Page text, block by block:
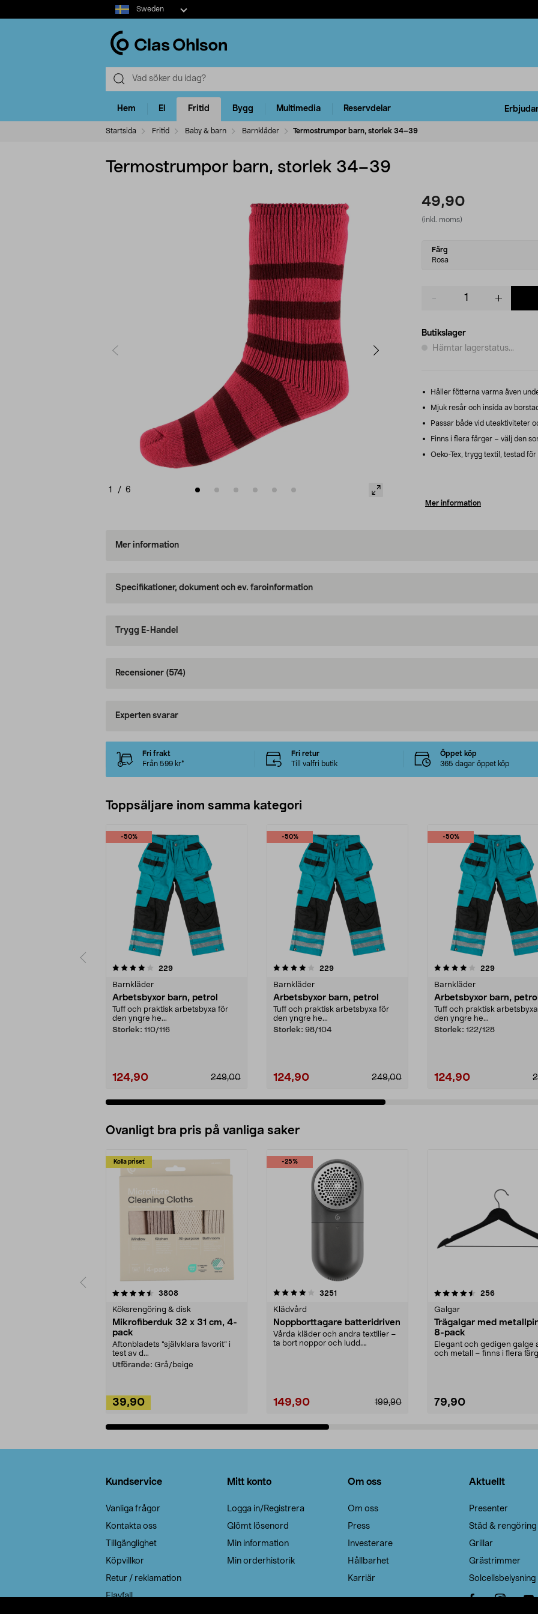
Select
market
Sweden
Hem El Fritid Bygg Multimedia Reservdelar
Startsida Fritid Baby & barn Barnkläder Termostrumpor barn, storlek 34–39
Termostrumpor barn, storlek 34–39
1 / 6
49,90
(inkl. moms)
Select
variant
Färg
Rosa
Butikslager
Hämtar lagerstatus...
Håller fötterna varma även
Mjuk resår och insida av
Passar både vid uteaktiviteter
Finns i flera färger – välj den
Oeko-Tex, trygg textil, testad
Mer information
Mer information
Specifikationer, dokument och ev. faroinformation
Trygg E-Handel
Recensioner (574)
Experten svarar
Fri frakt
Från 599 kr*
Fri retur
Till valfri butik
Öppet köp
365 dagar öppet köp
Toppsäljare inom samma kategori
-50%
229recensioner
Barnkläder
Arbetsbyxor barn, petrol
Tuff och praktisk arbetsbyxa för
den yngre he...
Storlek: 110/116
124,90 249,00
-50%
4.0 av 5 stjärnor 229recensioner
Barnkläder
Arbetsbyxor barn, petrol
Tuff och praktisk arbetsbyxa för
den yngre he...
Storlek: 98/104
124,90 249,00
-50%
4.0 av 5 stjärnor 229recensioner
Barnkläder
Arbetsbyxor barn, petrol
Tuff och praktisk
den yngre he...
Storlek: 122/128
124,90
4.5 av 5 stjärnor
Ovanligt bra pris på vanliga saker
Kolla priset
3808recensioner
Köksrengöring & disk
Mikrofiberduk 32 x 31 cm, 4-
pack
Aftonbladets "självklara favorit” i
test av d...
Utförande: Grå/beige
39,90
-25%
4.0av 5 stjärnor 3251
Klädvård
Noppborttagare batteridriven
Vårda kläder och andra textilier –
ta bort noppor och ludd.
199,90
149,90
4.5av 5 stjärnor 256recensioner
Galgar
Trägalgar med
8-pack
Elegant och gedigen galge
och metall – finns i flera
79,90
4.0av 5 stjärnor
Kundservice
Vanliga frågor
Kontakta oss
Tillgänglighet
Köpvillkor
Retur / reklamation
Elavfall
Mitt konto
Logga in/Registrera
Glömt lösenord
Min information
Min orderhistorik
Om oss
Om oss
Press
Investerare
Hållbarhet
Karriär
Aktuellt
Presenter
Städ & rengöring
Grillar
Grästrimmer
Solcellsbelysning